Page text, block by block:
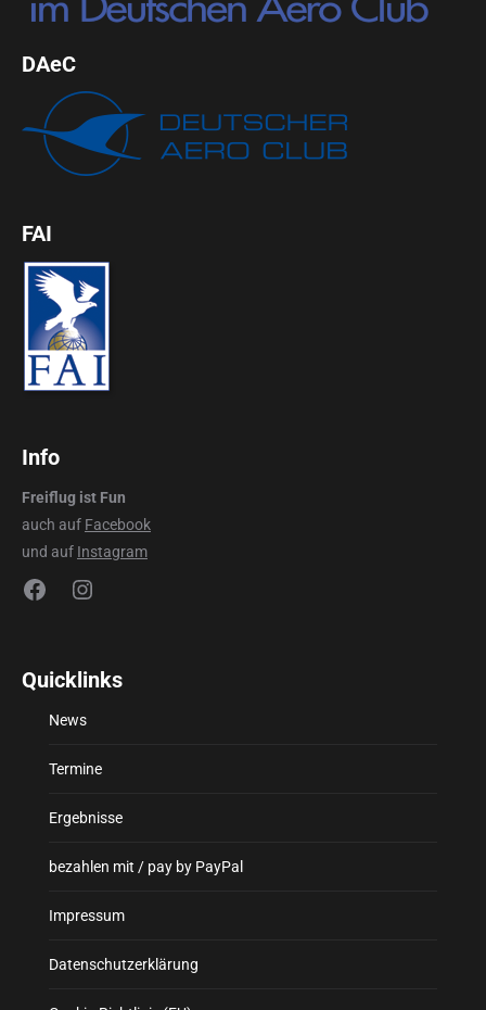
DAeC
FAI
Info
Freiflug ist Fun
auch auf Facebook
und auf Instagram
FacebookInstagram
Quicklinks
News
Termine
Ergebnisse
bezahlen mit / pay by PayPal
Impressum
Datenschutzerklärung